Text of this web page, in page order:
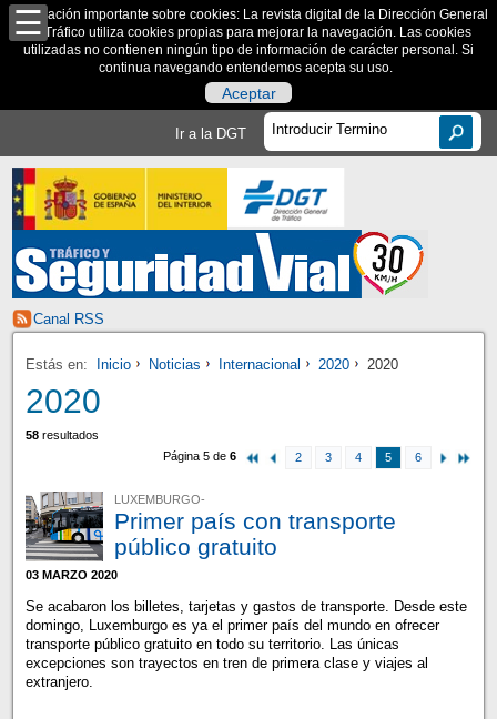
Información importante sobre cookies: La revista digital de la Dirección General
de Tráfico utiliza cookies propias para mejorar la navegación. Las cookies
utilizadas no contienen ningún tipo de información de carácter personal. Si
continua navegando entendemos acepta su uso.
Aceptar
Ir a la DGT
Canal RSS
Estás en: Inicio Noticias Internacional 2020 2020
2020
58resultados
Página 5 de6 2 3 4 5 6
LUXEMBURGO-
Primer país con transporte
público gratuito
03 MARZO 2020
Se acabaron los billetes, tarjetas y gastos de transporte. Desde este
domingo, Luxemburgo es ya el primer país del mundo en ofrecer
transporte público gratuito en todo su territorio. Las únicas
excepciones son trayectos en tren de primera clase y viajes al
extranjero.